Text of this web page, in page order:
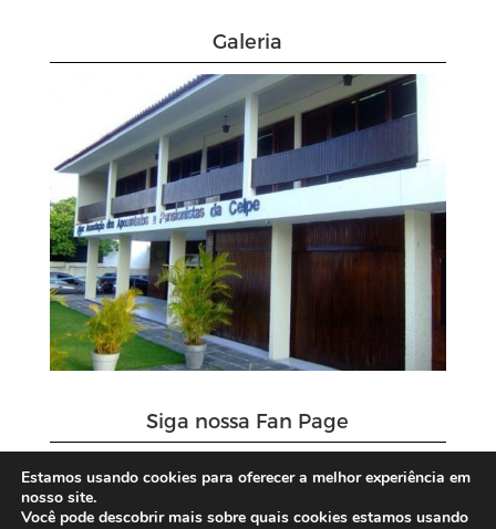
Galeria
Siga nossa Fan Page
Estamos usando cookies para oferecer a melhor experiência em
nosso site.
Você pode descobrir mais sobre quais cookies estamos usando